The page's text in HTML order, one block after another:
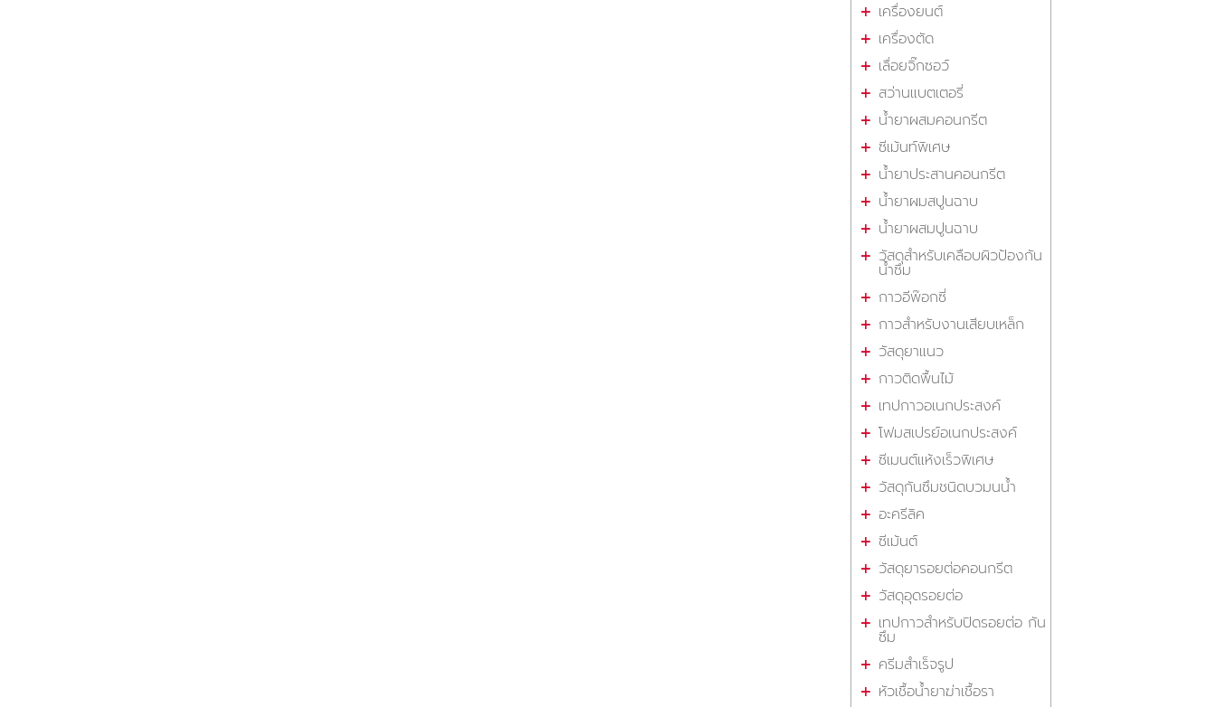
เครื่องยนต์
เครื่องตัด
เลื่อยจิ๊กซอว์
สว่านแบตเตอรี่
น้ำยาผสมคอนกรีต
ซีเม้นท์พิเศษ
น้ำยาประสานคอนกรีต
น้ำยาผมสปูนฉาบ
น้ำยาผสมปูนฉาบ
วัสดุสำหรับเคลือบผิวป้องกัน
น้ำซึม
กาวอีพ๊อกซี่
กาวสำหรับงานเสียบเหล็ก
วัสดุยาแนว
กาวติดพื้นไม้
เทปกาวอเนกประสงค์
โฟมสเปรย์อเนกประสงค์
ซีเมนต์แห้งเร็วพิเศษ
วัสดุกันซึมชนิดบวมนน้ำ
อะครีลิค
ซีเม้นต์
วัสดุยารอยต่อคอนกรีต
วัสดุอุดรอยต่อ
เทปกาวสำหรับปิดรอยต่อ กัน
ซึม
ครีมสำเร็จรูป
หัวเชื้อน้ำยาฆ่าเชื้อรา